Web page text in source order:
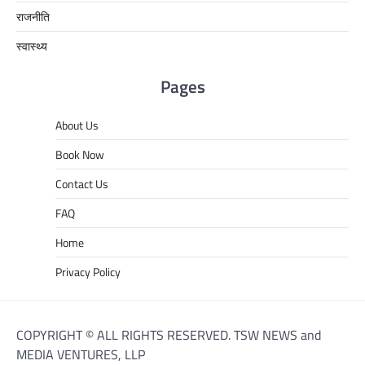
राजनीति
स्वास्थ्य
Pages
About Us
Book Now
Contact Us
FAQ
Home
Privacy Policy
COPYRIGHT © ALL RIGHTS RESERVED. TSW NEWS and
MEDIA VENTURES, LLP